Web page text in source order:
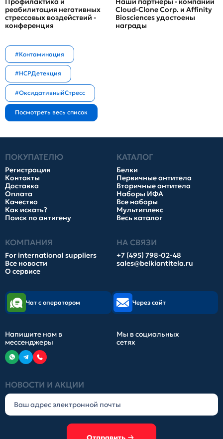
реабилитация негативных
стрессовых воздействий -
конференция
Cloud-Clone Corp. и Affinity
Biosciences удостоены
награды
#Контаминация
#HCPДетекция
#ОксидативныйСтресс
ПОКУПАТЕЛЮ
Регистрация
Контакты
Доставка
Оплата
Качество
Как искать?
Поиск по антигену
КАТАЛОГ
Белки
Первичные антитела
Вторичные антитела
Наборы ИФА
Все наборы
Мультиплекс
Весь каталог
КОМПАНИЯ
For international suppliers
Все новости
О сервисе
НА СВЯЗИ
+7 (495) 798-02-48
sales@belkiantitela.ru
НОВОСТИ И АКЦИИ
Чат с оператором Через сайт
Напишите нам в
мессенджеры
Мы в социальных
сетях